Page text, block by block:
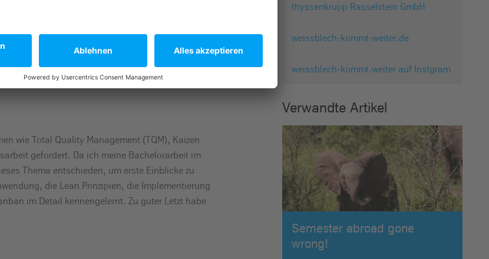
Zuhörens, Aspekte non-verbaler
mussten wir die besprochenen
die Abschlussprüfung darstellte. Das
in diesem Modul bereitet.
wie Total Quality Management (TQM), Kaizen
gefordert. Da ich meine Bachelorarbeit im
Thema entschieden, um erste Einblicke zu
die Lean Prinzipien, die Implementierung
im Detail kennengelernt. Zu guter Letzt habe
thyssenkrupp Rasselstein GmbH
weissblech-kommt-weiter.de
weissblech-kommt.weiter auf Instgram
Verwandte Artikel
Semester abroad gone
wrong!